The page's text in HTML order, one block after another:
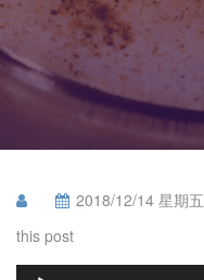
2018/12/14 星期五
this post